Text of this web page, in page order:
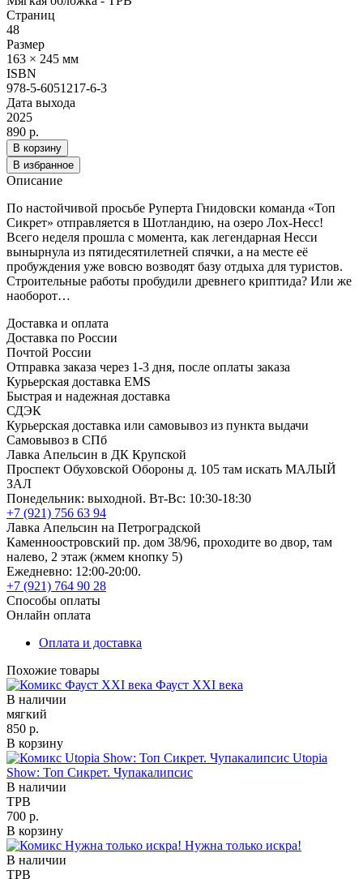
Страниц
48
Размер
163 × 245 мм
ISBN
978-5-6051217-6-3
Дата выхода
2025
890 р.
В корзину
В избранное
Описание
По настойчивой просьбе Руперта Гнидовски команда «Топ
Сикрет» отправляется в Шотландию, на озеро Лох-Несс!
Всего неделя прошла с момента, как легендарная Несси
вынырнула из пятидесятилетней спячки, а на месте её
пробуждения уже вовсю возводят базу отдыха для туристов.
Строительные работы пробудили древнего криптида? Или же
наоборот…
Доставка и оплата
Доставка по России
Почтой России
Отправка заказа через 1-3 дня, после оплаты заказа
Курьерская доставка EMS
Быстрая и надежная доставка
СДЭК
Курьерская доставка или самовывоз из пункта выдачи
Самовывоз в СПб
Лавка Апельсин в ДК Крупской
Проспект Обуховской Обороны д. 105 там искать МАЛЫЙ
ЗАЛ
Понедельник: выходной. Вт-Вс: 10:30-18:30
+7 (921) 756 63 94
Лавка Апельсин на Петроградской
Каменноостровский пр. дом 38/96, проходите во двор, там
налево, 2 этаж (жмем кнопку 5)
Ежедневно: 12:00-20:00.
+7 (921) 764 90 28
Способы оплаты
Онлайн оплата
Оплата и доставка
Похожие товары
Фауст XXI века
В наличии
мягкий
850 р.
В корзину
Utopia
Show: Топ Сикрет. Чупакалипсис
В наличии
TPB
700 р.
В корзину
Нужна только искра!
В наличии
TPB